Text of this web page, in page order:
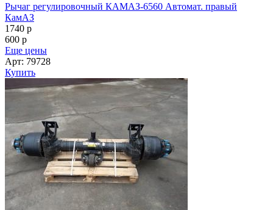
Рычаг регулировочный КАМАЗ-6560 Автомат. правый
КамАЗ
1740 p
600 p
Еще цены
Арт: 79728
Купить